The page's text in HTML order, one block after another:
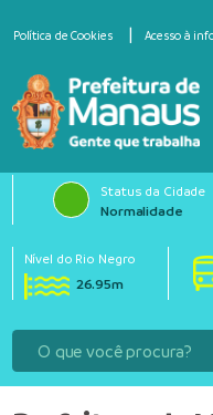
Política de Cookies Acesso à
Status da Cidade
Normalidade
Nível do Rio Negro
26.95m